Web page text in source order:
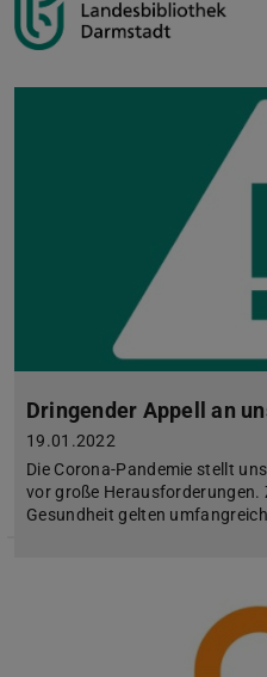
Dringender Appell an
19.01.2022
Die Corona-Pandemie stellt
vor große Herausforderungen.
Gesundheit gelten